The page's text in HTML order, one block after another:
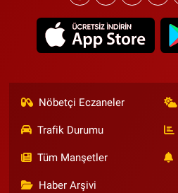
Nöbetçi Eczaneler
Trafik Durumu
Tüm Manşetler
Haber Arşivi